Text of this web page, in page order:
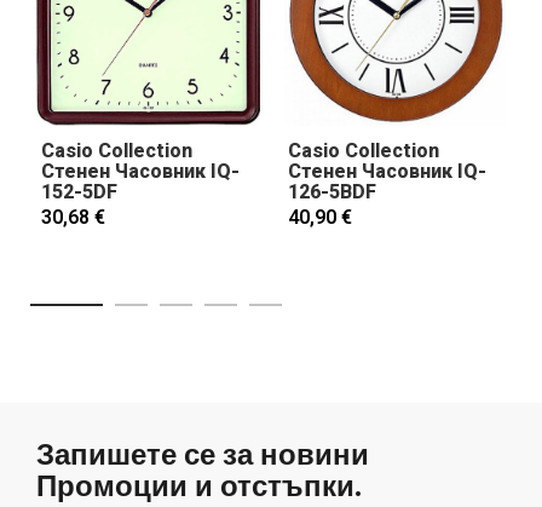
Casio Collection
Стенен Часовник IQ-
152-5DF
30,68 €
Casio Collection
Стенен Часовник IQ-
126-5BDF
40,90 €
Запишете се за новини
Промоции и отстъпки.